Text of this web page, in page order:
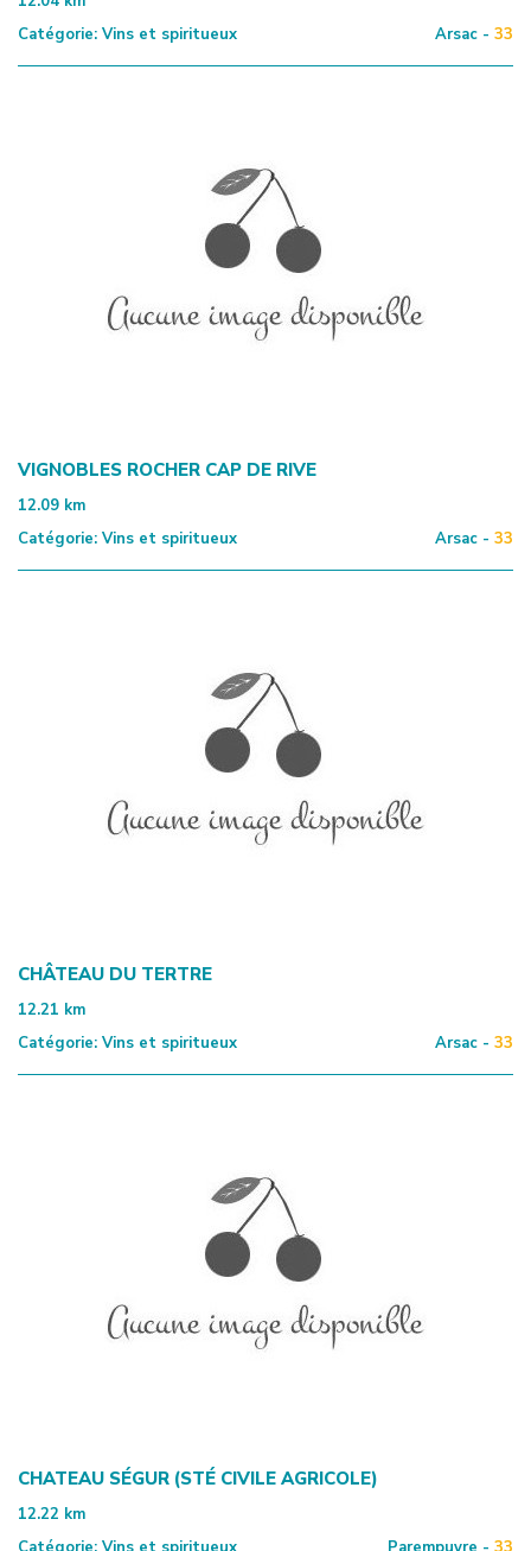
Catégorie: Vins et spiritueux Arsac - 33
VIGNOBLES ROCHER CAP DE RIVE
12.09 km
Catégorie: Vins et spiritueux Arsac - 33
CHÂTEAU DU TERTRE
12.21 km
Catégorie: Vins et spiritueux Arsac - 33
CHATEAU SÉGUR (STÉ CIVILE AGRICOLE)
12.22 km